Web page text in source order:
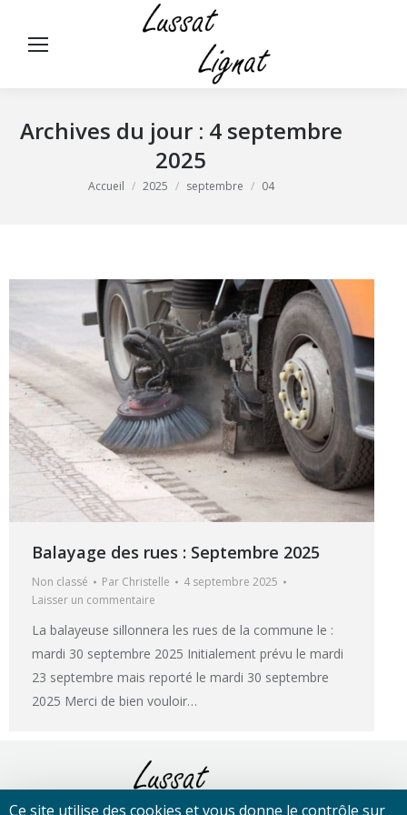
Archives du jour : 4 septembre
2025
Vous êtes ici :
Accueil 2025 septembre 04
Balayage des rues : Septembre 2025
Non classé Par Christelle
4 septembre 2025
Laisser un commentaire
La balayeuse sillonnera les rues de la commune le :
mardi 30 septembre 2025 Initialement prévu le mardi
23 septembre mais reporté le mardi 30 septembre
2025 Merci de bien vouloir…
Panneau de gestion des cookies
Ce site utilise des cookies et vous donne le contrôle sur